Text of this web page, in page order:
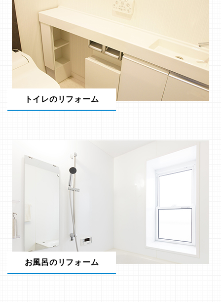
トイレのリフォーム
お風呂のリフォーム